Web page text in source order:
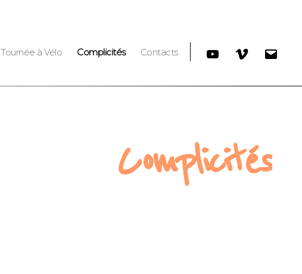
Tournée à Vélo Complicités Contacts YoutubeVimeo
E-
mail
Complicités